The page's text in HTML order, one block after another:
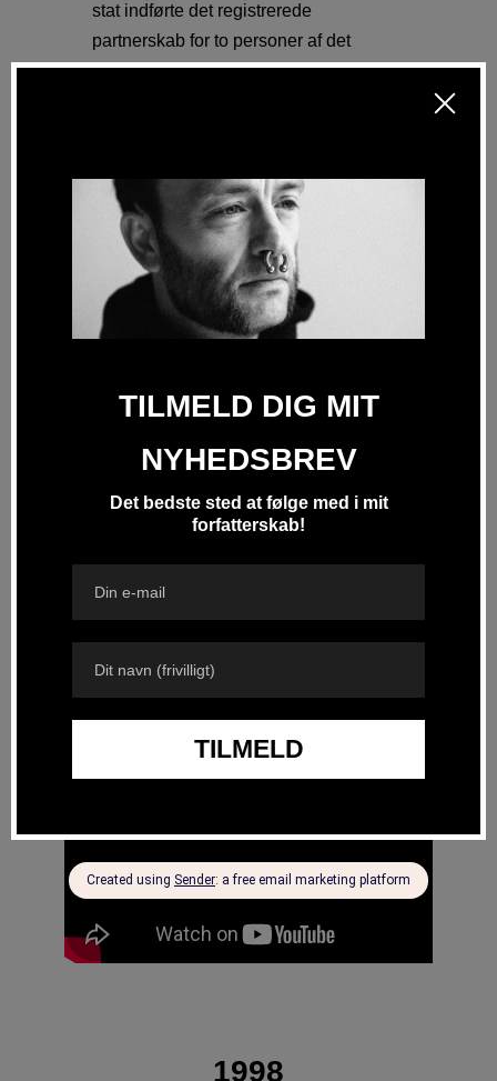
stat indførte det registrerede
partnerskab for to personer af det
samme køn.
George Michaels liv, kampe og karriere,
men det er også Mads Ananda Lodahls
egen meget personlige historie om sit
liv – og den måde, det er blevet påvirket
af George Michael.
Er det hele historien om
George Michael?
1988
1998